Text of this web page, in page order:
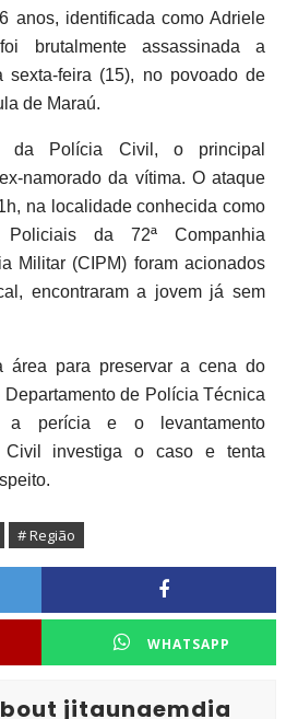
anos, identificada como Adriele
brutalmente assassinada a
sexta-feira (15), no povoado de
de Maraú.
da Polícia Civil, o principal
namorado da vítima. O ataque
na localidade conhecida como
da 72ª Companhia
Militar (CIPM) foram acionados
encontraram a jovem já sem
área para preservar a cena do
de Polícia Técnica
a perícia e o levantamento
Civil investiga o caso e tenta
# Região
WHATSAPP
jitaunaemdia